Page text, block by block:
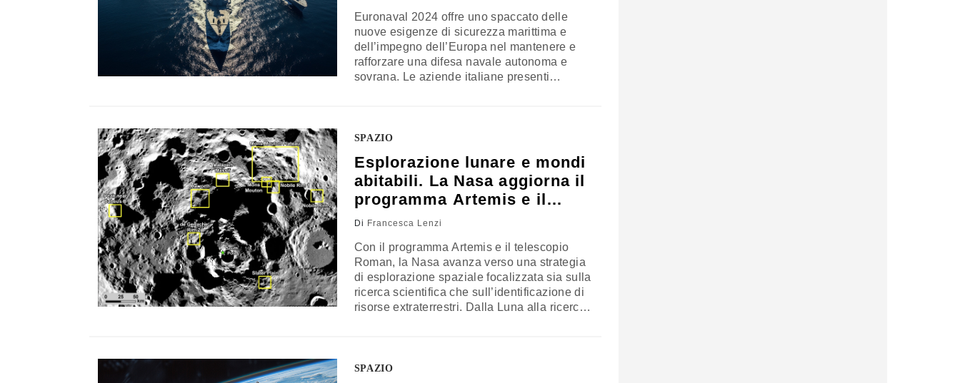
Euronaval 2024 offre uno spaccato delle
nuove esigenze di sicurezza marittima e
dell’impegno dell’Europa nel mantenere e
rafforzare una difesa navale autonoma e
sovrana. Le aziende italiane presenti
rafforzare la posizione dell’Europa come
globale
SPAZIO
Esplorazione lunare e mondi
abitabili. La Nasa aggiorna il
programma Artemis e il
telescopio Roman
Di Francesca Lenzi
Con il programma Artemis e il telescopio
Roman, la Nasa avanza verso una strategia
di esplorazione spaziale focalizzata sia sulla
ricerca scientifica che sull’identificazione di
risorse extraterrestri. Dalla Luna alla ricerca
e logistiche che ciò comporta
SPAZIO